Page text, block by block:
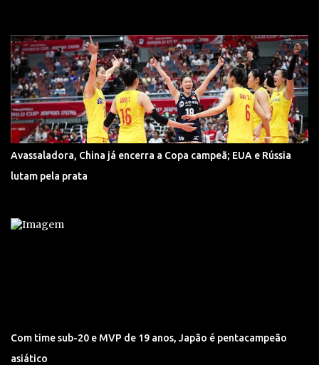
Avassaladora, China já encerra a Copa campeã; EUA e Rússia
lutam pela prata
Com time sub-20 e MVP de 19 anos, Japão é pentacampeão
asiático